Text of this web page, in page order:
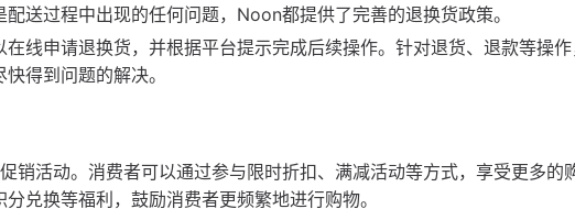
送过程中出现的任何问题，Noon都提供了完善的退换货政策。
线申请退换货，并根据平台提示完成后续操作。针对退货、退款等操
得到问题的解决。
销活动。消费者可以通过参与限时折扣、满减活动等方式，享受更多的
兑换等福利，鼓励消费者更频繁地进行购物。